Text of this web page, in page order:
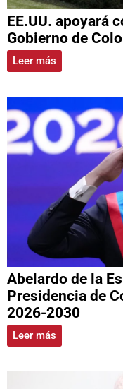
EE.UU. apoyará
Gobierno de
Leer más
Abelardo de la
Presidencia de
2026-2030
Leer más